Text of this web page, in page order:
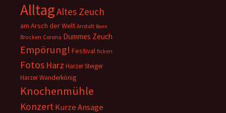
AlltagAltes Zeuch
am Arsch der Welt Anstalt Bonn
Brocken Corona Dummes Zeuch
Empörung! Festival ficken
Fotos Harz Harzer Steiger
Harzer Wanderkönig
Knochenmühle
KonzertKurze Ansage